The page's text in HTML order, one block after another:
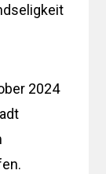
2024